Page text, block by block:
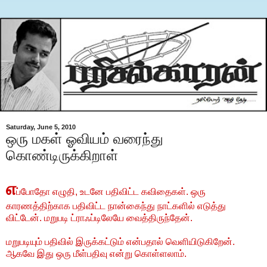
Saturday, June 5, 2010
ஒரு மகள் ஓவியம் வரைந்து
கொண்டிருக்கிறாள்
எப்போதோ எழுதி, உடனே பதிவிட்ட கவிதைகள். ஒரு
காரணத்திற்காக பதிவிட்ட நான்கைந்து நாட்களில் எடுத்து
விட்டேன். மறுபடி ட்ராஃப்டிலேயே வைத்திருந்தேன்.
மறுபடியும் பதிவில் இருக்கட்டும் என்பதால் வெளியிடுகிறேன்.
ஆகவே இது ஒரு மீள்பதிவு என்று கொள்ளலாம்.